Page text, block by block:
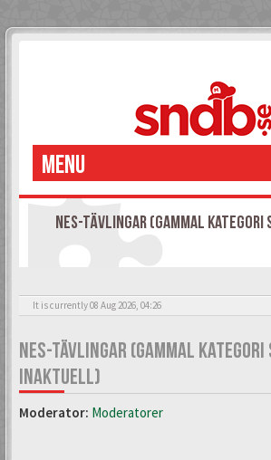
MENU
NES-TÄVLINGAR (GAMMAL
It is currently 08 Aug 2026, 04:26
NES-TÄVLINGAR (GAMMAL KATEGORI
INAKTUELL)
Moderator: Moderatorer